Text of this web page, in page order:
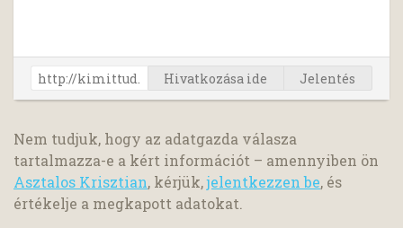
Hivatkozása ide Jelentés
Nem tudjuk, hogy az adatgazda válasza
tartalmazza-e a kért információt – amennyiben ön
Asztalos Krisztian, kérjük,jelentkezzen be, és
értékelje a megkapott adatokat.